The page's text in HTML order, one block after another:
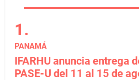
PANAMÁ
IFARHU anuncia entrega
PASE-U del 11 al 15 de